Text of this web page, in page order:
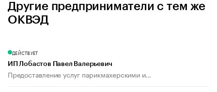
Другие предприниматели с тем же
ОКВЭД
ДЕЙСТВУЕТ
ИП Лобастов Павел Валерьевич
Предоставление услуг парикмахерскими и...